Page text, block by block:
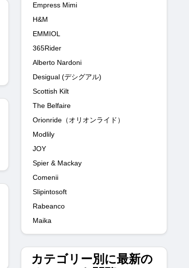
Empress Mimi
H&M
EMMIOL
365Rider
Alberto Nardoni
Desigual (デシグアル)
Scottish Kilt
The Belfaire
Orionride（オリオンライド）
Modlily
JOY
Spier & Mackay
Comenii
Slipintosoft
Rabeanco
Maika
カテゴリー別に最新の